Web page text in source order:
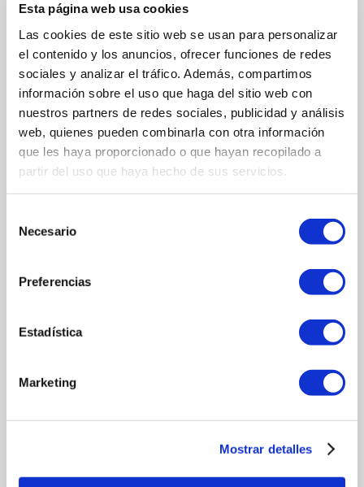
Esta página web usa cookies
Las cookies de este sitio web se usan para personalizar
el contenido y los anuncios, ofrecer funciones de redes
sociales y analizar el tráfico. Además, compartimos
información sobre el uso que haga del sitio web con
nuestros partners de redes sociales, publicidad y análisis
web, quienes pueden combinarla con otra información
que les haya proporcionado o que hayan recopilado a
partir del uso que haya hecho de sus servicios.
Necesario
Preferencias
Estadística
Marketing
Mostrar detalles
لحم الغنم
لحم الغنمالريش